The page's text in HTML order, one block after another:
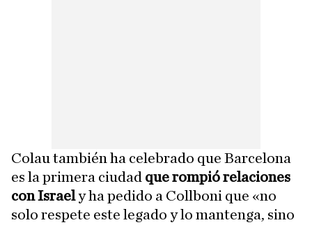
Colau también ha celebrado que Barcelona
es la primera ciudad que rompió relaciones
con Israely ha pedido a Collboni que «no
solo respete este legado y lo mantenga, sino